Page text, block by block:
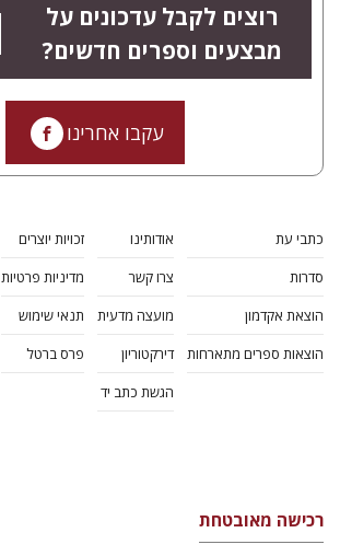
רוצים לקבל עדכונים על
מבצעים וספרים חדשים?
עקבו אחרינו
כתבי עת
סדרות
הוצאת אקדמון
הוצאות ספרים מתארחות
אודותינו
צרו קשר
מועצה מדעית
דירקטוריון
הגשת כתב יד
זכויות יוצרים
מדיניות פרטיות
תנאי שימוש
פרס ברטל
רכישה מאובטחת